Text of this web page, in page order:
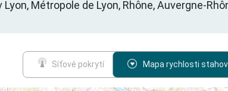
Métropole de Lyon, Rhône, Auvergne-
Síťové pokrytí Mapa rychlosti